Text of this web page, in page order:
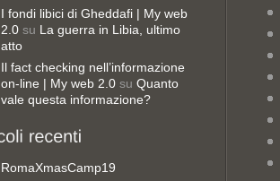
I fondi libici di Gheddafi | My web
2.0 su La guerra in Libia, ultimo
atto
Il fact checking nell’informazione
on-line | My web 2.0 su Quanto
vale questa informazione?
RomaXmasCamp19